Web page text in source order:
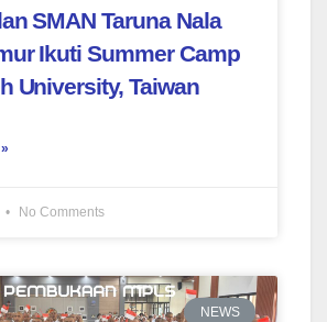
SMAN Taruna Nala
Ikuti Summer Camp
University, Taiwan
No Comments
NEWS